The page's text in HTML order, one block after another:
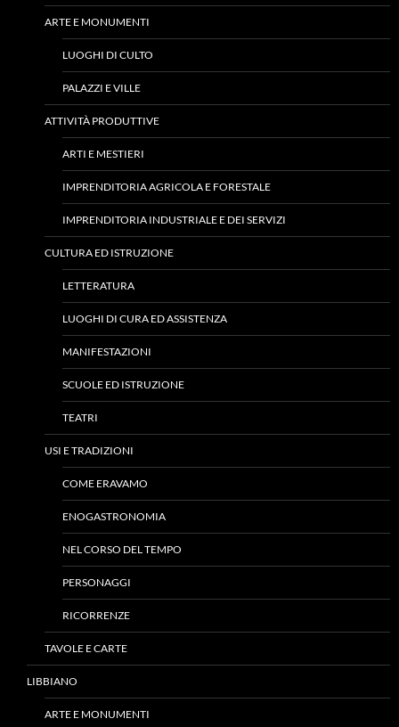
ARTE E MONUMENTI
LUOGHI DI CULTO
PALAZZI E VILLE
ATTIVITÀ PRODUTTIVE
ARTI E MESTIERI
IMPRENDITORIA AGRICOLA E FORESTALE
IMPRENDITORIA INDUSTRIALE E DEI SERVIZI
CULTURA ED ISTRUZIONE
LETTERATURA
LUOGHI DI CURA ED ASSISTENZA
MANIFESTAZIONI
SCUOLE ED ISTRUZIONE
TEATRI
USI E TRADIZIONI
COME ERAVAMO
ENOGASTRONOMIA
NEL CORSO DEL TEMPO
PERSONAGGI
RICORRENZE
TAVOLE E CARTE
LIBBIANO
ARTE E MONUMENTI